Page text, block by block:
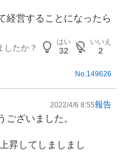
経営することになったら
したか？
はい
32
いいえ
2
No.149626
2022/4/6 8:55報告
ございました。
昇してしましまし